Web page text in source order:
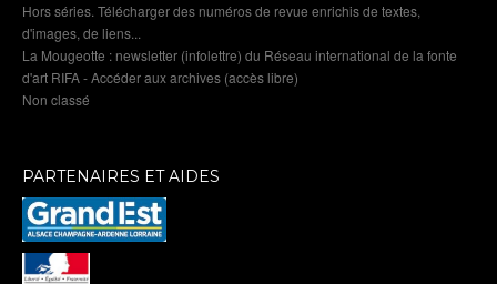
Hors séries. Télécharger des numéros de revue enrichis de textes,
d'images, de liens...
La Mougeotte : newsletter (infolettre) du Réseau international de la fonte
d'art RIFA - Accéder aux archives (accès libre)
Non classé
PARTENAIRES ET AIDES